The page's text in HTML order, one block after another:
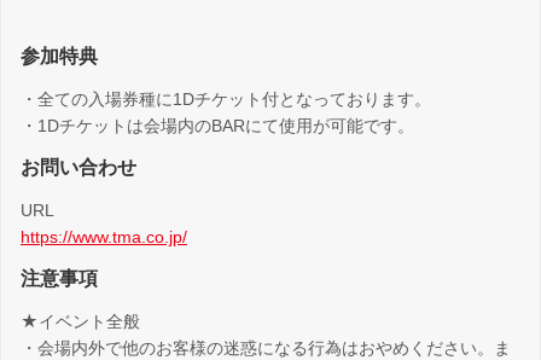
参加特典
・全ての入場券種に1Dチケット付となっております。
・1Dチケットは会場内のBARにて使用が可能です。
お問い合わせ
URL
https://www.tma.co.jp/
注意事項
★イベント全般
・会場内外で他のお客様の迷惑になる行為はおやめください。ま